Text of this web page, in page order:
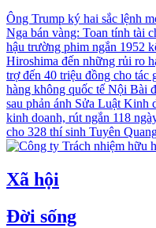
Ông Trump ký hai sắc lệnh
Nga bán vàng: Toan tính tài
hậu trường phim ngắn 1952
Hiroshima đến những rủi ro
trợ đến 40 triệu đồng cho tác
hàng không quốc tế Nội Bài
sau phản ánh Sửa Luật Kinh
kinh doanh, rút ngắn 118
cho 328 thí sinh Tuyên
Xã hội
Đời sống